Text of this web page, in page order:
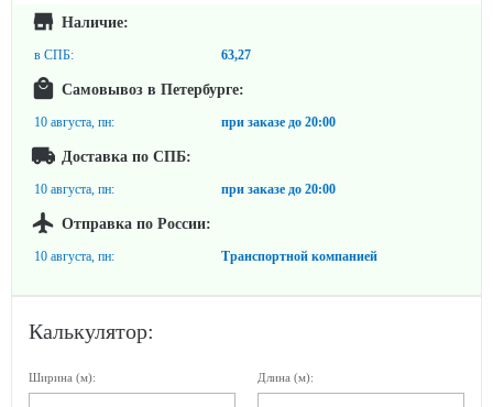
Наличие:
в СПБ: 63,27
Самовывоз в Петербурге:
10 августа, пн: при заказе до 20:00
Доставка по СПБ:
10 августа, пн: при заказе до 20:00
Отправка по России:
10 августа, пн: Транспортной компанией
Калькулятор:
Ширина (м): Длина (м):